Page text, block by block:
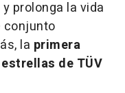
prolonga la vida
conjunto
la primera
de TÜV